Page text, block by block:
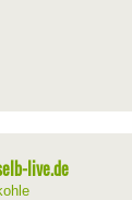
live.de